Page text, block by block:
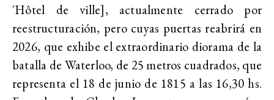
´Hôtel de ville], actualmente cerrado por
reestructuración, pero cuyas puertas reabrirá en
2026, que exhibe el extraordinario diorama de la
batalla de Waterloo, de 25 metros cuadrados, que
representa el 18 de junio de 1815 a las 16,30 hs.